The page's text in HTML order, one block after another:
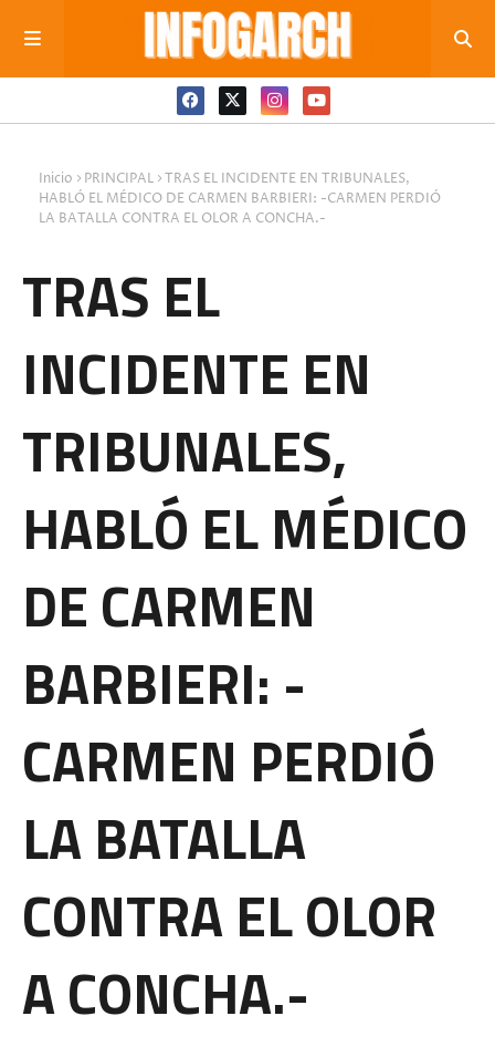
Inicio PRINCIPAL TRAS EL INCIDENTE EN TRIBUNALES,
HABLÓ EL MÉDICO DE CARMEN BARBIERI: -CARMEN PERDIÓ
LA BATALLA CONTRA EL OLOR A CONCHA.-
TRAS EL
INCIDENTE EN
TRIBUNALES,
HABLÓ EL MÉDICO
DE CARMEN
BARBIERI: -
CARMEN PERDIÓ
LA BATALLA
CONTRA EL OLOR
A CONCHA.-